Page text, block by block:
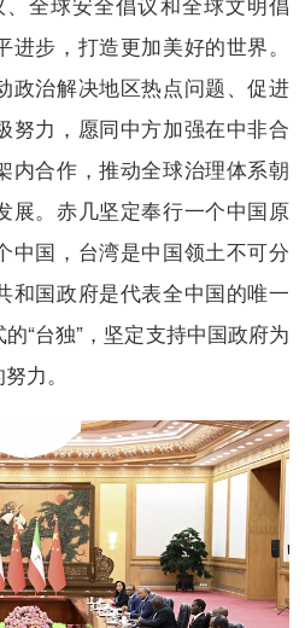
步，打造更加美好的世界。
政治解决地区热点问题、促进
努力，愿同中方加强在中非合
内合作，推动全球治理体系朝
展。赤几坚定奉行一个中国原
中国，台湾是中国领土不可分
和国政府是代表全中国的唯一
“台独”，坚定支持中国政府为
力。